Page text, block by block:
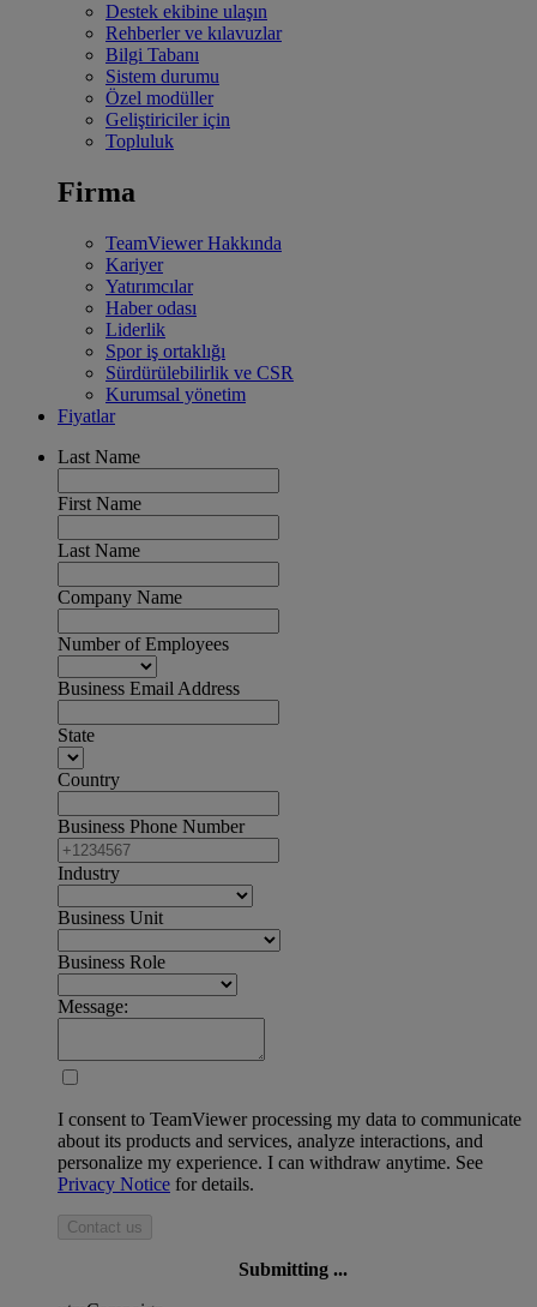
Destek ekibine ulaşın
Rehberler ve kılavuzlar
Bilgi Tabanı
Sistem durumu
Özel modüller
Geliştiriciler için
Topluluk
Firma
TeamViewer Hakkında
Kariyer
Yatırımcılar
Haber odası
Liderlik
Spor iş ortaklığı
Sürdürülebilirlik ve CSR
Kurumsal yönetim
Fiyatlar
Last Name
First Name
Last Name
Company Name
Number of Employees
Business Email Address
State
Country
Business Phone Number
Industry
Business Unit
Business Role
Message:
I consent to TeamViewer processing my data to communicate
about its products and services, analyze interactions, and
personalize my experience. I can withdraw anytime. See
Privacy Notice for details.
Contact us
Submitting ...